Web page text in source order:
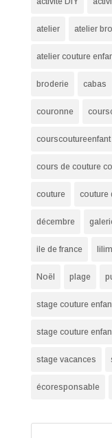
atelier atelier
atelier couture
broderie cabas
couronne
courscoutureenfant
cours de couture
couture couture
décembre
ile de france
Noël plage
stage couture
stage couture
stage vacances
écoresponsable